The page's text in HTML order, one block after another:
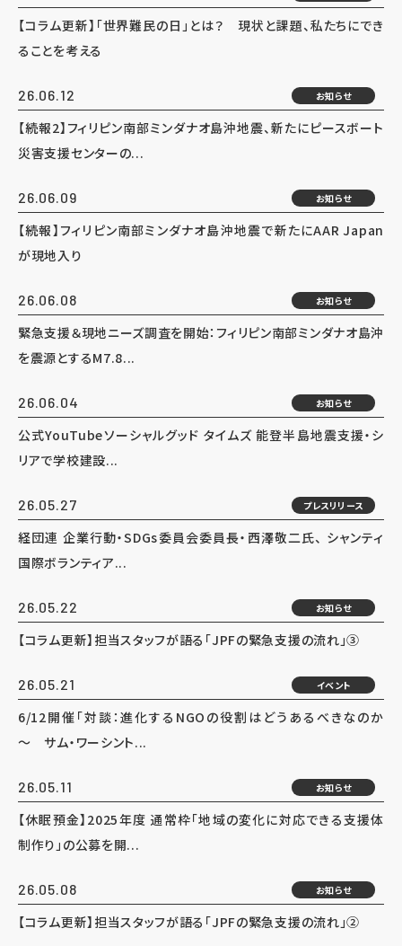
【コラム更新】「世界難民の日」とは？ 現状と課題、私たちにでき
ることを考える
26.06.12 お知らせ
【続報2】フィリピン南部ミンダナオ島沖地震、新たにピースボート
災害支援センターの...
26.06.09 お知らせ
【続報】フィリピン南部ミンダナオ島沖地震で新たにAAR Japan
が現地入り
26.06.08 お知らせ
緊急支援＆現地ニーズ調査を開始：フィリピン南部ミンダナオ島沖
を震源とするM7.8...
26.06.04 お知らせ
公式YouTubeソーシャルグッド タイムズ 能登半島地震支援・シ
リアで学校建設...
26.05.27 プレスリリース
経団連 企業行動・SDGs委員会委員長・西澤敬二氏、 シャンティ
国際ボランティア...
26.05.22 お知らせ
【コラム更新】担当スタッフが語る「JPFの緊急支援の流れ」③
26.05.21 イベント
6/12開催「対談：進化するNGOの役割はどうあるべきなのか
～ サム・ワーシント...
26.05.11 お知らせ
【休眠預金】2025年度 通常枠「地域の変化に対応できる支援体
制作り」の公募を開...
26.05.08 お知らせ
【コラム更新】担当スタッフが語る「JPFの緊急支援の流れ」②